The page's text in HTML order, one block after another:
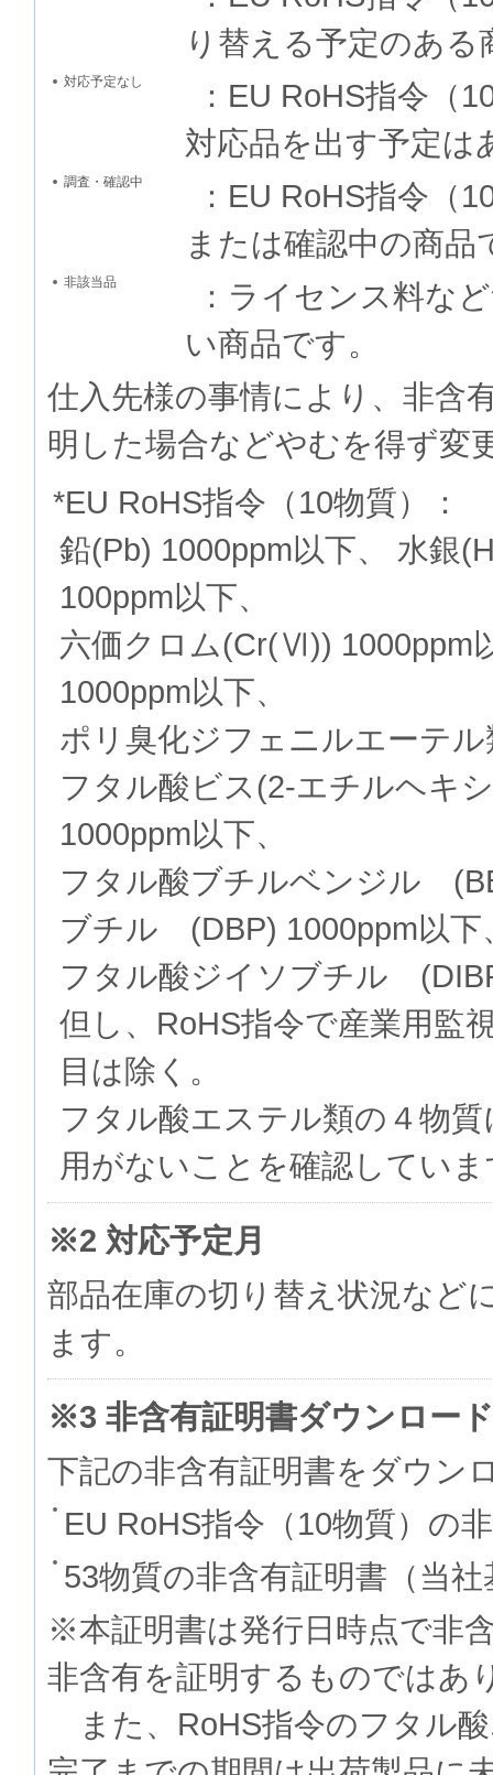
り替える予定のある
対応予定なし
：EU RoHS指令（
対応品を出す予定は
調査・確認中
：EU RoHS指令（
または確認中の商品
非該当品
：ライセンス料な
い商品です。
仕入先様の事情により、非含
明した場合などやむを得ず変
*EU RoHS指令（10物質）：
鉛(Pb) 1000ppm以下、 水銀
100ppm以下、
六価クロム(Cr(Ⅵ)) 1000ppm
1000ppm以下、
ポリ臭化ジフェニルエーテ
フタル酸ビス(2-エチルヘ
1000ppm以下、
フタル酸ブチルベンジル
ブチル (DBP) 1000ppm以下
フタル酸ジイソブチル
但し、RoHS指令で産業用監
目は除く。
フタル酸エステル類の４物
用がないことを確認してい
※2 対応予定月
部品在庫の切り替え状況など
ます。
※3 非含有証明書ダウンロード
下記の非含有証明書をダウン
EU RoHS指令（10物質）の
53物質の非含有証明書（当社
※本証明書は発行日時点で非
非含有を証明するものでは
また、RoHS指令のフタル